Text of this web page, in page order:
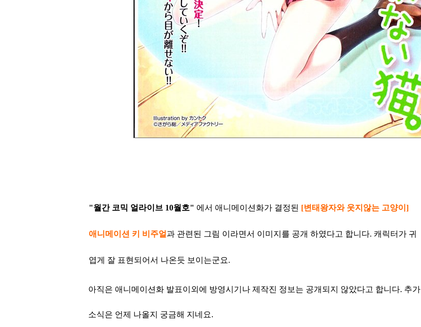
"월간 코믹 얼라이브 10월호" 에서 애니메이션화가 결정된 [변태왕자와 웃지않는 고양이]
애니 메이션 키 비주얼과 관련된 그림 이라면서 이미지를 공개 하였다고 합니다. 캐릭터가 귀
엽게 잘 표현되어서 나온듯 보이는군요.
아직은 애니메이션화 발표이외에 방영시기나 제작진 정보는 공개되지 않았다고 합니다. 추가
소식은 언제 나올지 궁금해 지네요.